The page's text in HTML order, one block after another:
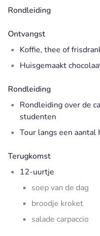
Rondleiding
Ontvangst
Koffie, thee of
Huisgemaakt
Rondleiding
Rondleiding over de
studenten
Tour langs een
Terugkomst
12-uurtje
soep van de dag
broodje kroket
salade carpaccio